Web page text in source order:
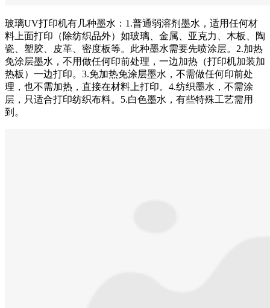
玻璃UV打印机有几种墨水：1.普通弱溶剂墨水，适用任何材
料上面打印（除纺织品外）如玻璃、金属、亚克力、木板、陶
瓷、塑胶、皮革、密度板等。此种墨水需要先喷涂层。2.加热
免涂层墨水，不用做任何印前处理，一边加热（打印机加装加
热板）一边打印。3.免加热免涂层墨水，不需做任何印前处
理，也不需加热，直接在材料上打印。4.纺织墨水，不需涂
层，只适合打印纺织布料。5.白色墨水，有些特殊工艺需用
到。